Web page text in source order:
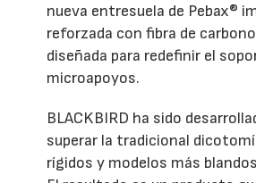
nueva entresuela de Pebax®
reforzada con fibra de
diseñada para redefinir el
microapoyos.
BLACKBIRD ha sido
superar la tradicional
rígidos y modelos más